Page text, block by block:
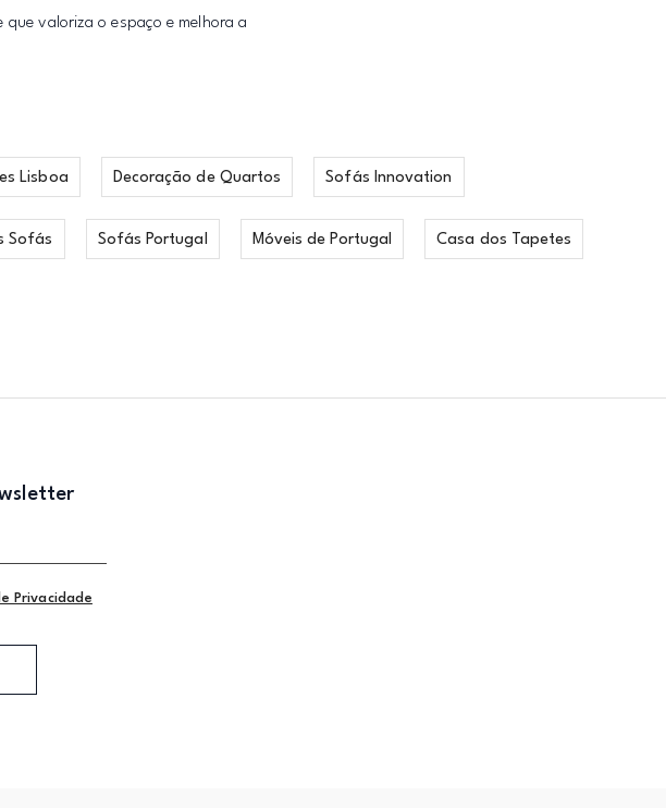
que valoriza o espaço e melhora a
Lisboa Decoração de Quartos Sofás Innovation
Sofás Sofás Portugal Móveis de Portugal Casa dos Tapetes
Privacidade